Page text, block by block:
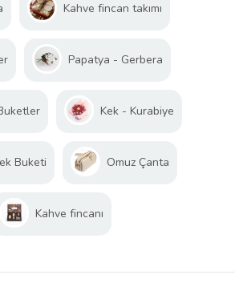
Kahve fincan takımı
Papatya - Gerbera
Kek - Kurabiye
Buketi Omuz Çanta
Kahve fincanı